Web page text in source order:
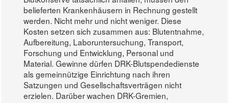
belieferten Krankenhäusern in Rechnung gestellt
werden. Nicht mehr und nicht weniger. Diese
Kosten setzen sich zusammen aus: Blutentnahme,
Aufbereitung, Laboruntersuchung, Transport,
Forschung und Entwicklung, Personal und
Material. Gewinne dürfen DRK-Blutspendedienste
als gemeinnützige Einrichtung nach ihren
Satzungen und Gesellschaftsverträgen nicht
erzielen. Darüber wachen DRK-Gremien,